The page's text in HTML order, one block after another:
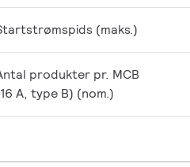
(maks.)
produkter pr. MCB
A, type B) (nom.)